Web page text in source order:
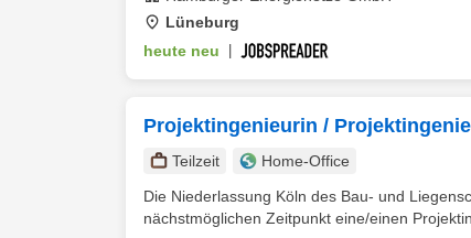
Lüneburg
heute neu
Projektingenieurin /
Teilzeit
Home-Office
Die Niederlassung Köln des Bau- und
nächstmöglichen Zeitpunkt eine/einen